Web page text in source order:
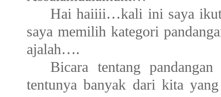
Hai haiiii…kali ini saya
saya memilih kategori
ajalah….
Bicara tentang
tentunya banyak dari kita